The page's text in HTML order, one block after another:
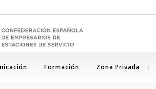
Formación Zona Privada